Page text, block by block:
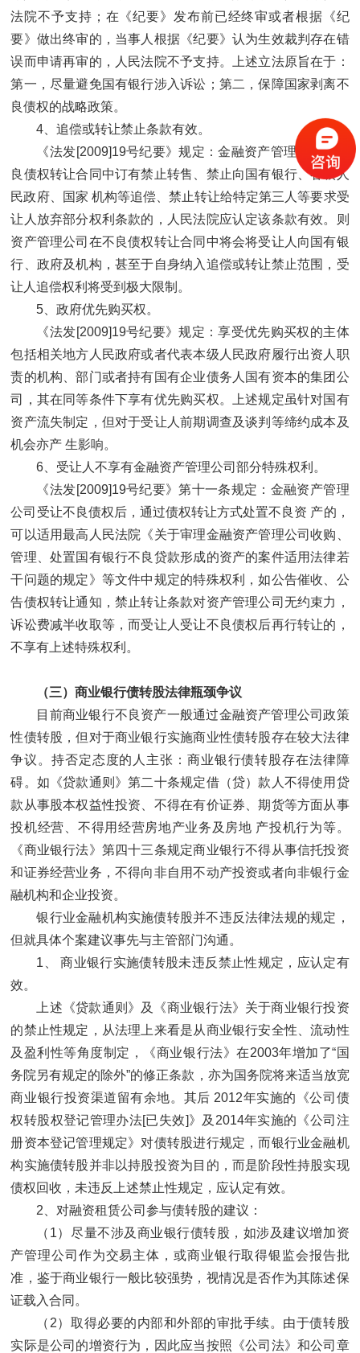
法院不予支持；在《纪要》发布前已经终审或者根据《纪
要》做出终审的，当事人根据《纪要》认为生效裁判存在错
误而申请再审的，人民法院不予支持。上述立法原旨在于：
第一，尽量避免国有银行涉入诉讼；第二，保障国家剥离不
良债权的战略政策。
4、追偿或转让禁止条款有效。
《法发[2009]19号纪要》规定：金融资产管理公司在不
良债权转让合同中订有禁止转售、禁止向国有银行、各级人
民政府、国家 机构等追偿、禁止转让给特定第三人等要求受
让人放弃部分权利条款的，人民法院应认定该条款有效。则
资产管理公司在不良债权转让合同中将会将受让人向国有银
行、政府及机构，甚至于自身纳入追偿或转让禁止范围，受
让人追偿权利将受到极大限制。
5、政府优先购买权。
《法发[2009]19号纪要》规定：享受优先购买权的主体
包括相关地方人民政府或者代表本级人民政府履行出资人职
责的机构、部门或者持有国有企业债务人国有资本的集团公
司，其在同等条件下享有优先购买权。上述规定虽针对国有
资产流失制定，但对于受让人前期调查及谈判等缔约成本及
机会亦产 生影响。
6、受让人不享有金融资产管理公司部分特殊权利。
《法发[2009]19号纪要》第十一条规定：金融资产管理
公司受让不良债权后，通过债权转让方式处置不良资 产的，
可以适用最高人民法院《关于审理金融资产管理公司收购、
管理、处置国有银行不良贷款形成的资产的案件适用法律若
干问题的规定》等文件中规定的特殊权利，如公告催收、公
告债权转让通知，禁止转让条款对资产管理公司无约束力，
诉讼费减半收取等，而受让人受让不良债权后再行转让的，
不享有上述特殊权利。
（三）商业银行债转股法律瓶颈争议
目前商业银行不良资产一般通过金融资产管理公司政策
性债转股，但对于商业银行实施商业性债转股存在较大法律
争议。持否定态度的人主张：商业银行债转股存在法律障
碍。如《贷款通则》第二十条规定借（贷）款人不得使用贷
款从事股本权益性投资、不得在有价证券、期货等方面从事
投机经营、不得用经营房地产业务及房地 产投机行为等。
《商业银行法》第四十三条规定商业银行不得从事信托投资
和证券经营业务，不得向非自用不动产投资或者向非银行金
融机构和企业投资。
银行业金融机构实施债转股并不违反法律法规的规定，
但就具体个案建议事先与主管部门沟通。
1、 商业银行实施债转股未违反禁止性规定，应认定有
效。
上述《贷款通则》及《商业银行法》关于商业银行投资
的禁止性规定，从法理上来看是从商业银行安全性、流动性
及盈利性等角度制定，《商业银行法》在2003年增加了“国
务院另有规定的除外”的修正条款，亦为国务院将来适当放宽
商业银行投资渠道留有余地。其后 2012年实施的《公司债
权转股权登记管理办法[已失效]》及2014年实施的《公司注
册资本登记管理规定》对债转股进行规定，而银行业金融机
构实施债转股并非以持股投资为目的，而是阶段性持股实现
债权回收，未违反上述禁止性规定，应认定有效。
2、对融资租赁公司参与债转股的建议：
（1）尽量不涉及商业银行债转股，如涉及建议增加资
产管理公司作为交易主体，或商业银行取得银监会报告批
准，鉴于商业银行一般比较强势，视情况是否作为其陈述保
证载入合同。
（2）取得必要的内部和外部的审批手续。由于债转股
实际是公司的增资行为，因此应当按照《公司法》和公司章